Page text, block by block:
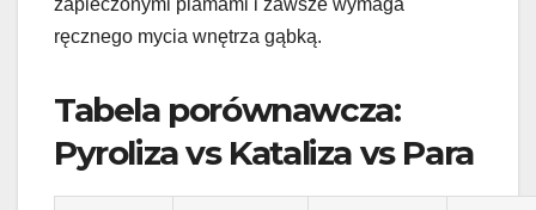
zapieczonymi plamami i zawsze wymaga
ręcznego mycia wnętrza gąbką.
Tabela porównawcza:
Pyroliza vs Kataliza vs Para